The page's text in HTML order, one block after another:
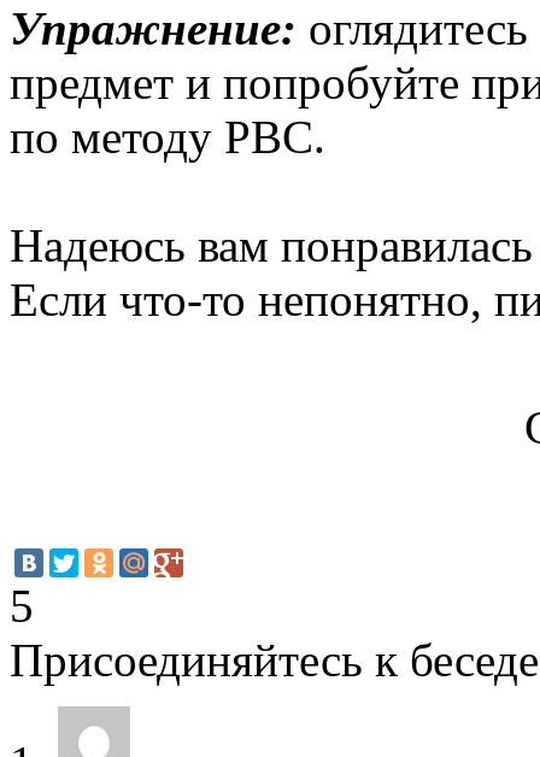
Упражнение:
предмет и попробуйте
по методу РВС.
Надеюсь вам
Если что-то непонятно,
5
Присоединяйтесь к